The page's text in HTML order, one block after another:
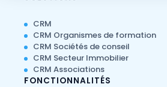
CRM
CRM Organismes de formation
CRM Sociétés de conseil
CRM Secteur Immobilier
CRM Associations
FONCTIONNALITÉS